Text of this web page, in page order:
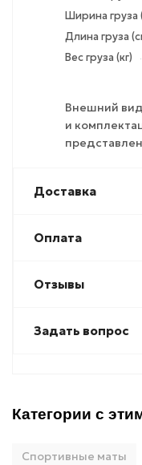
Ширина груза
Длина груза
Вес груза (кг)
Внешний вид
и
Доставка
Оплата
Отзывы
Задать вопрос
Категории с
Спортивные маты